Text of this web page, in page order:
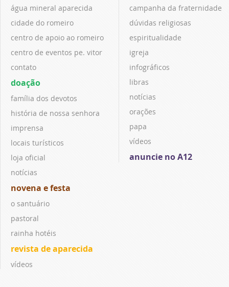
água mineral aparecida
cidade do romeiro
centro de apoio ao romeiro
centro de eventos pe. vitor
contato
doação
família dos devotos
história de nossa senhora
imprensa
locais turísticos
loja oficial
notícias
novena e festa
o santuário
pastoral
rainha hotéis
revista de aparecida
vídeos
campanha da fraternidade
dúvidas religiosas
espiritualidade
igreja
infográficos
libras
notícias
orações
papa
vídeos
anuncie no A12